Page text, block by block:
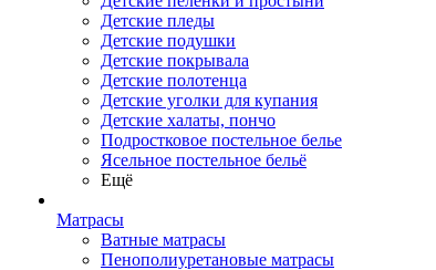
Детские пледы
Детские подушки
Детские покрывала
Детские полотенца
Детские уголки для купания
Детские халаты, пончо
Подростковое постельное белье
Ясельное постельное бельё
Ещё
Матрасы
Ватные матрасы
Пенополиуретановые матрасы